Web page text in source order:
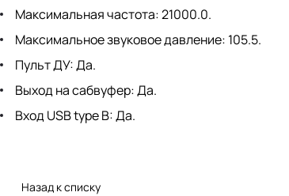
Максимальная частота: 21000.0.
Максимальное звуковое давление: 105.5.
Пульт ДУ: Да.
Выход на сабвуфер: Да.
Вход USB type B: Да.
Назад к списку